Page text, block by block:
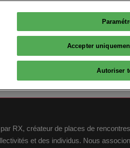
RX, créateur de places de
et des individus. Nous
Accepter
Autoriser